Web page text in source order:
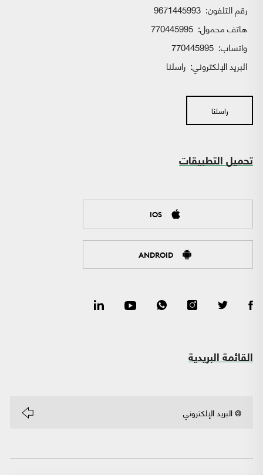
رقم التلفون: 9671445993
هاتف محمول: 770445995
واتساب:
البريد الإلكتروني: راسلنا
راسلنا
تحميل التطبيقات
IOS
ANDROID
القائمة البريدية